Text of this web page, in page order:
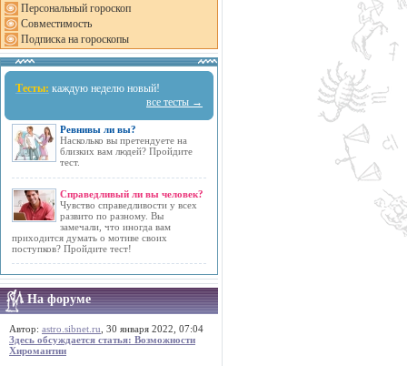
Персональный гороскоп
Совместимость
Подписка на гороскопы
Тесты: каждую неделю новый!
все тесты →
Ревнивы ли вы?
Насколько вы претендуете на
близких вам людей? Пройдите
тест.
Справедливый ли вы человек?
Чувство справедливости у всех
развито по разному. Вы
замечали, что иногда вам
приходится думать о мотиве своих
поступков? Пройдите тест!
На форуме
Автор: astro.sibnet.ru , 30 января 2022, 07:04
Здесь обсуждается статья: Возможности
Хиромантии